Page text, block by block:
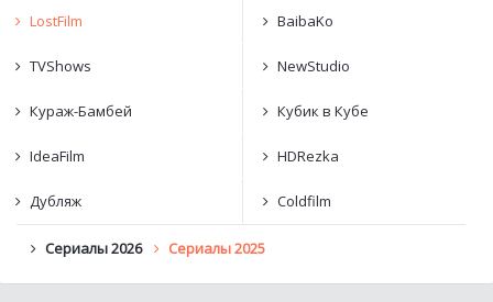
LostFilm BaibaKo
TVShows NewStudio
Кураж-Бамбей Кубик в Кубе
IdeaFilm HDRezka
Дубляж Coldfilm
Сериалы 2026 Сериалы 2025